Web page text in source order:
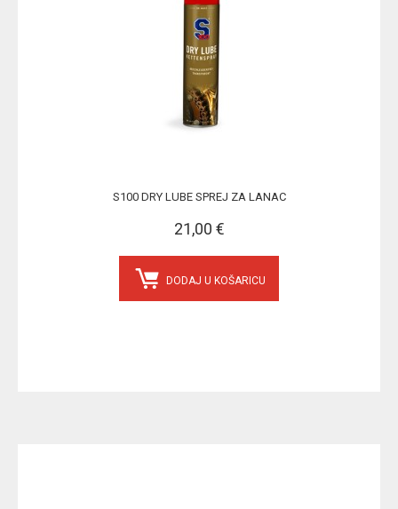
S100 DRY LUBE SPREJ ZA LANAC
21,00 €
DODAJ U KOŠARICU